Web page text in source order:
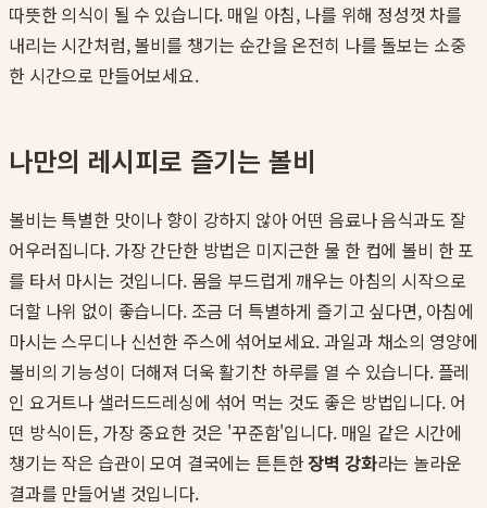
따뜻한 의식이 될 수 있습니다. 매일 아침, 나를 위해 정성껏 차를
내리는 시간처럼, 볼비를 챙기는 순간을 온전히 나를 돌보는 소중
한 시간으로 만들어보세요.
나만의 레시피로 즐기는 볼비
볼비는 특별한 맛이나 향이 강하지 않아 어떤 음료나 음식과도 잘
어우러집니다. 가장 간단한 방법은 미지근한 물 한 컵에 볼비 한 포
를 타서 마시는 것입니다. 몸을 부드럽게 깨우는 아침의 시작으로
더할 나위 없이 좋습니다. 조금 더 특별하게 즐기고 싶다면, 아침에
마시는 스무디나 신선한 주스에 섞어보세요. 과일과 채소의 영양에
볼비의 기능성이 더해져 더욱 활기찬 하루를 열 수 있습니다. 플레
인 요거트나 샐러드드레싱에 섞어 먹는 것도 좋은 방법입니다. 어
떤 방식이든, 가장 중요한 것은 '꾸준함'입니다. 매일 같은 시간에
챙기는 작은 습관이 모여 결국에는 튼튼한장벽 강화라는 놀라운
결과를 만들어낼 것입니다.